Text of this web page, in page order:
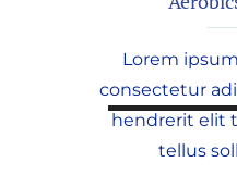
Lorem
consectetur
hendrerit elit
tellus